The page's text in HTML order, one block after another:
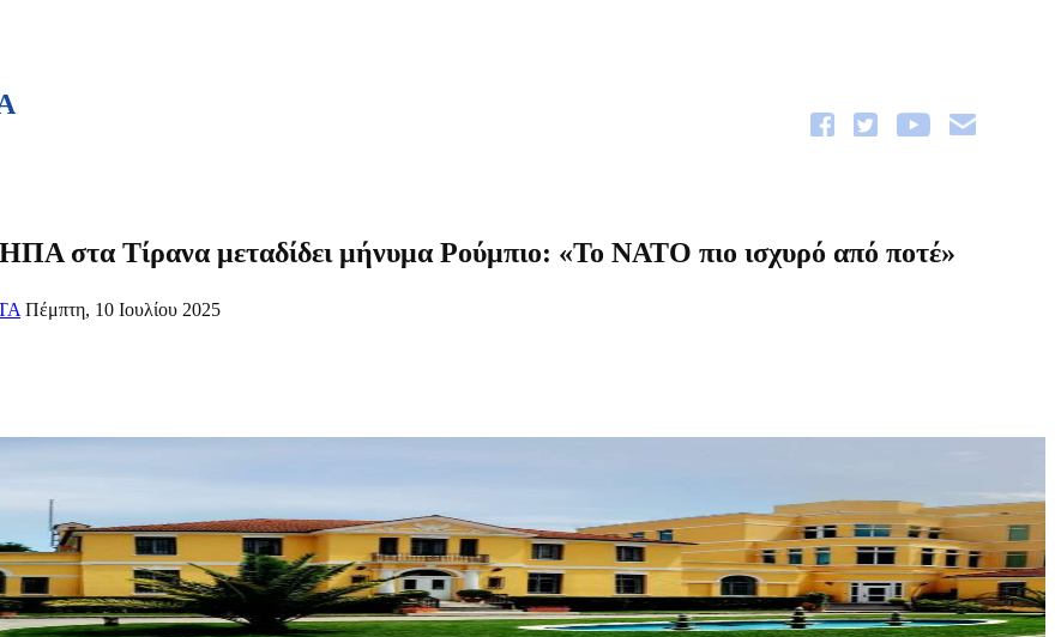
στα Τίρανα μεταδίδει μήνυμα Ρούμπιο: «Το ΝΑΤΟ πιο ισχυρό από ποτέ»
Πέμπτη, 10 Ιουλίου 2025